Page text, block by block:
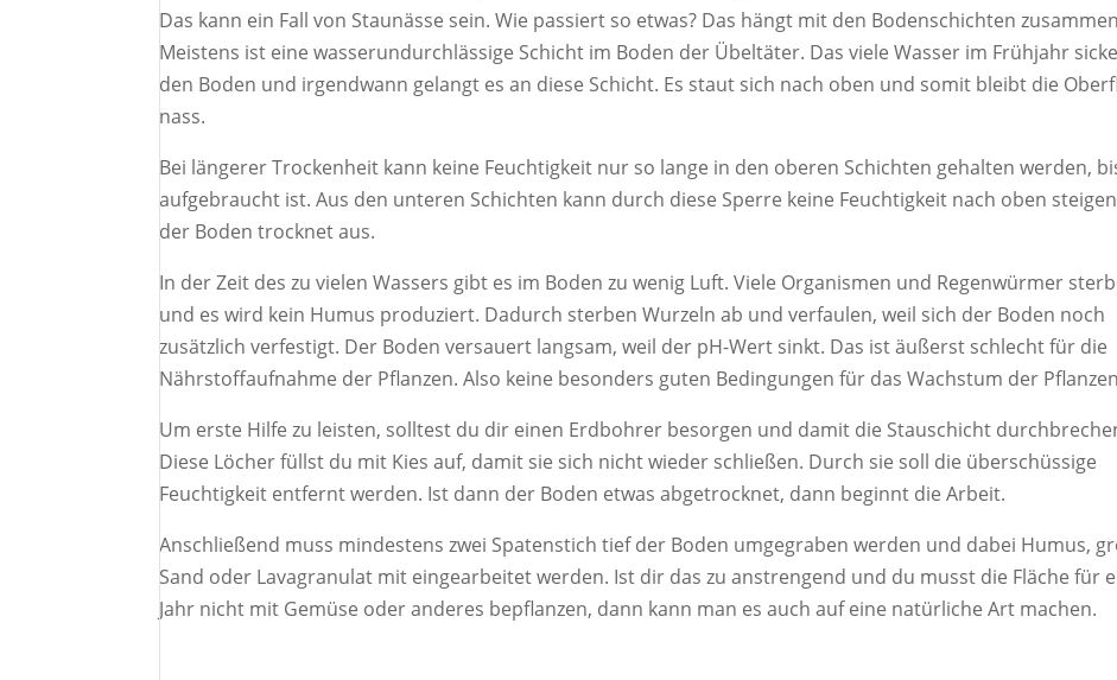
Das kann ein Fall von Staunässe sein. Wie passiert so etwas? Das hängt mit den Bodenschichten
Meistens ist eine wasserundurchlässige Schicht im Boden der Übeltäter. Das viele Wasser im Frühjahr
den Boden und irgendwann gelangt es an diese Schicht. Es staut sich nach oben und somit bleibt die
nass.
Bei längerer Trockenheit kann keine Feuchtigkeit nur so lange in den oberen Schichten gehalten werden,
aufgebraucht ist. Aus den unteren Schichten kann durch diese Sperre keine Feuchtigkeit nach oben
der Boden trocknet aus.
In der Zeit des zu vielen Wassers gibt es im Boden zu wenig Luft. Viele Organismen und Regenwürmer
und es wird kein Humus produziert. Dadurch sterben Wurzeln ab und verfaulen, weil sich der Boden noch
zusätzlich verfestigt. Der Boden versauert langsam, weil der pH-Wert sinkt. Das ist äußerst schlecht für die
Nährstoffaufnahme der Pflanzen. Also keine besonders guten Bedingungen für das Wachstum der
Um erste Hilfe zu leisten, solltest du dir einen Erdbohrer besorgen und damit die Stauschicht
Diese Löcher füllst du mit Kies auf, damit sie sich nicht wieder schließen. Durch sie soll die überschüssige
Feuchtigkeit entfernt werden. Ist dann der Boden etwas abgetrocknet, dann beginnt die Arbeit.
Anschließend muss mindestens zwei Spatenstich tief der Boden umgegraben werden und dabei Humus,
Sand oder Lavagranulat mit eingearbeitet werden. Ist dir das zu anstrengend und du musst die Fläche für
Jahr nicht mit Gemüse oder anderes bepflanzen, dann kann man es auch auf eine natürliche Art machen.